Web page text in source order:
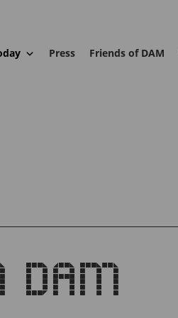
Press Friends of DAM
DAM